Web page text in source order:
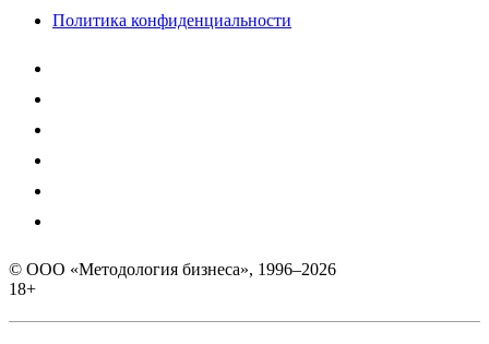
Политика конфиденциальности
© ООО «Методология бизнеса», 1996–2026
18+